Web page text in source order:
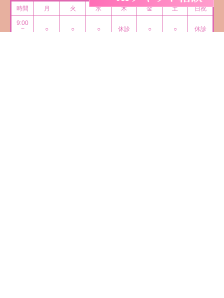
時間 月 火 水 木 金 土 日祝
9:00
~
○ ○ ○ 休診 ○ ○ 休診